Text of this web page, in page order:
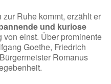
Ruhe kommt, erzählt er
und kuriose
von einst. Über prominente
Goethe, Friedrich
Romanus